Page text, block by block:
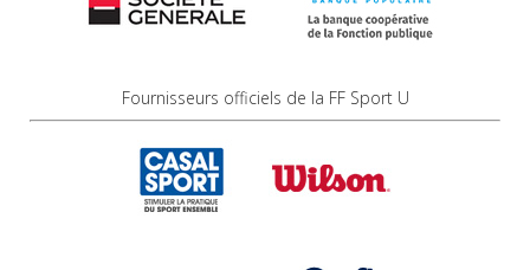
Fournisseurs officiels de la FF Sport U